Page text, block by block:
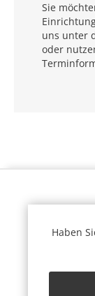
Sie
uns unter
oder
Haben